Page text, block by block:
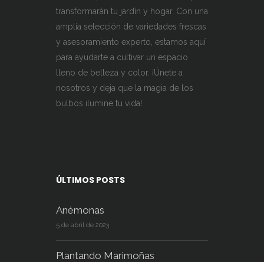
transformarán tu jardín y hogar. Con una
amplia selección de variedades frescas
y asesoramiento experto, estamos aquí
para ayudarte a cultivar un espacio
lleno de belleza y color. ¡Únete a
nosotros y deja que la magia de los
bulbos ilumine tu vida!
ÚLTIMOS POSTS
Anémonas
5 de abril de 2023
Plantando Marimoñas